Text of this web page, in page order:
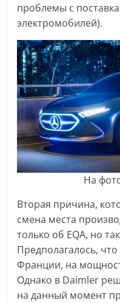
проблемы с
электромобилей).
На
Вторая причина,
смена места
только об EQA, но
Предполагалось,
Франции, на
Однако в Daimler
на данный момент